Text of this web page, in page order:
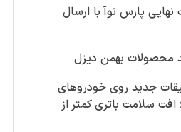
پارس نوآ با ارسال
محصولات بهمن دیزل
جدید روی خودروهای
سلامت باتری کمتر از